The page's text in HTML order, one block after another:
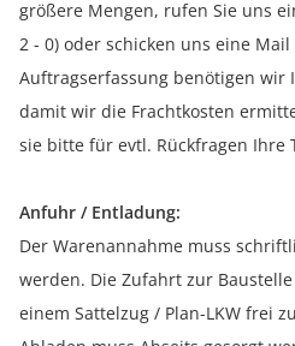
größere Mengen, rufen Sie uns
2 - 0) oder schicken uns eine
Auftragserfassung benötigen wir
damit wir die Frachtkosten
sie bitte für evtl. Rückfragen Ihre
Anfuhr / Entladung:
Der Warenannahme muss
werden. Die Zufahrt zur
einem Sattelzug / Plan-LKW frei